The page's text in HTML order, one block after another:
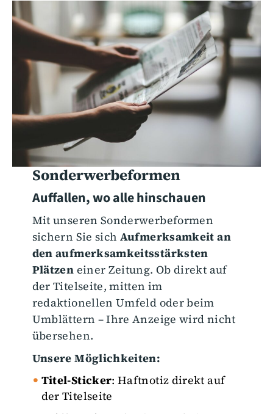
Sonderwerbeformen
Auffallen, wo alle hinschauen
Mit unseren Sonderwerbeformen
sichern Sie sich Aufmerksamkeit an
den aufmerksamkeitsstärksten
Plätzen einer Zeitung. Ob direkt auf
der Titelseite, mitten im
redaktionellen Umfeld oder beim
Umblättern – Ihre Anzeige wird nicht
übersehen.
Unsere Möglichkeiten:
Titel-Sticker: Haftnotiz direkt auf
der Titelseite